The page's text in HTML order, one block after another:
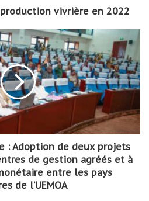
vivrière en 2022
: Adoption de deux projets
de gestion agréés et à
entre les pays
de l’UEMOA